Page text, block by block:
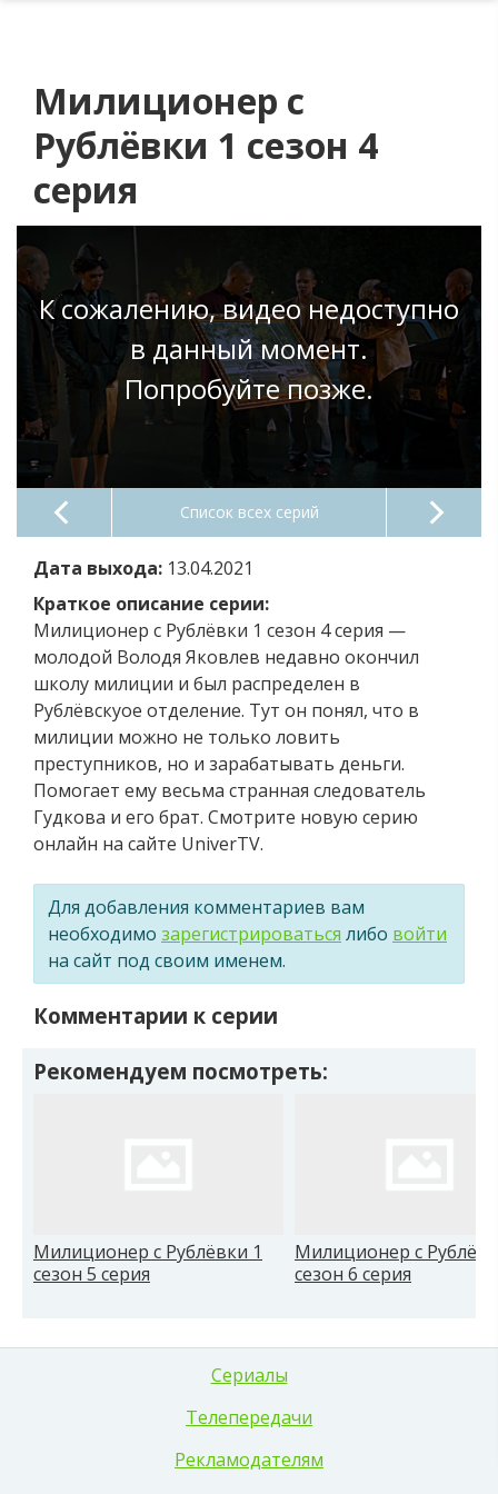
Милиционер с
Рублёвки 1 сезон 4
серия
К сожалению, видео недоступно
в данный момент.
Попробуйте позже.
Список всех серий
Дата выхода: 13.04.2021
Краткое описание серии:
Милиционер с Рублёвки 1 сезон 4 серия —
молодой Володя Яковлев недавно окончил
школу милиции и был распределен в
Рублёвскуое отделение. Тут он понял, что в
милиции можно не только ловить
преступников, но и зарабатывать деньги.
Помогает ему весьма странная следователь
Гудкова и его брат. Смотрите новую серию
онлайн на сайте UniverTV.
Для добавления комментариев вам
необходимо зарегистрироваться либо войти
на сайт под своим именем.
Комментарии к серии
Рекомендуем посмотреть:
Милиционер с Рублёвки 1
сезон 5 серия
Милиционер с
сезон 6 серия
Сериалы
Телепередачи
Рекламодателям